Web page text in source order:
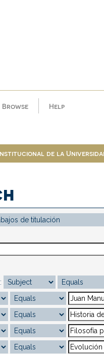
Browse Help
de la